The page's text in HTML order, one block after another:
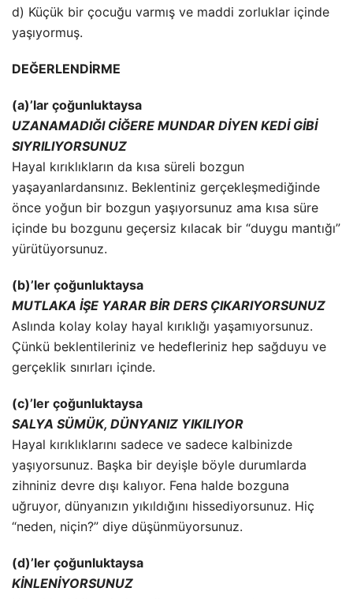
d) Küçük bir çocuğu varmış ve maddi zorluklar içinde
yaşıyormuş.
DEĞERLENDİRME
(a)’lar çoğunluktaysa
UZANAMADIĞI CİĞERE MUNDAR DİYEN KEDİ GİBİ
SIYRILIYORSUNUZ
Hayal kırıklıkların da kısa süreli bozgun
yaşayanlardansınız. Beklentiniz gerçekleşmediğinde
önce yoğun bir bozgun yaşıyorsunuz ama kısa süre
içinde bu bozgunu geçersiz kılacak bir “duygu mantığı”
yürütüyorsunuz.
(b)’ler çoğunluktaysa
MUTLAKA İŞE YARAR BİR DERS ÇIKARIYORSUNUZ
Aslında kolay kolay hayal kırıklığı yaşamıyorsunuz.
Çünkü beklentileriniz ve hedefleriniz hep sağduyu ve
gerçeklik sınırları içinde.
(c)’ler çoğunluktaysa
SALYA SÜMÜK, DÜNYANIZ YIKILIYOR
Hayal kırıklıklarını sadece ve sadece kalbinizde
yaşıyorsunuz. Başka bir deyişle böyle durumlarda
zihniniz devre dışı kalıyor. Fena halde bozguna
uğruyor, dünyanızın yıkıldığını hissediyorsunuz. Hiç
“neden, niçin?” diye düşünmüyorsunuz.
(d)’ler çoğunluktaysa
KİNLENİYORSUNUZ